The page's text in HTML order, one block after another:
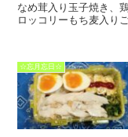
なめ茸入り玉子焼き、
ロッコリーもち麦入り
☆忘月忘日☆